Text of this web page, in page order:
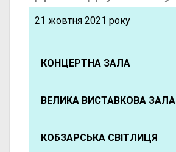
21 жовтня 2021 року
КОНЦЕРТНА ЗАЛА
ВЕЛИКА ВИСТАВКОВА ЗАЛА
КОБЗАРСЬКА СВІТЛИЦЯ